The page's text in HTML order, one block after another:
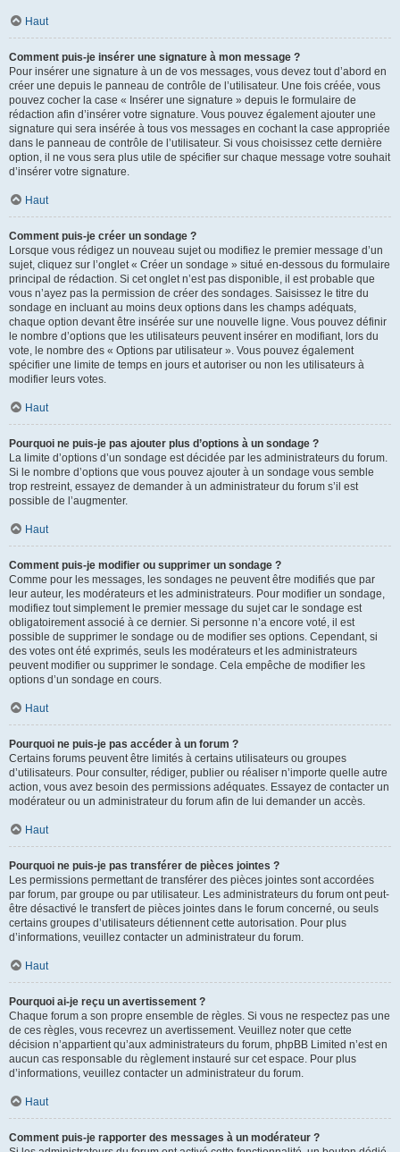
Haut
Comment puis-je insérer une signature à mon message ?
Pour insérer une signature à un de vos messages, vous devez tout d’abord en
créer une depuis le panneau de contrôle de l’utilisateur. Une fois créée, vous
pouvez cocher la case « Insérer une signature » depuis le formulaire de
rédaction afin d’insérer votre signature. Vous pouvez également ajouter une
signature qui sera insérée à tous vos messages en cochant la case appropriée
dans le panneau de contrôle de l’utilisateur. Si vous choisissez cette dernière
option, il ne vous sera plus utile de spécifier sur chaque message votre souhait
d’insérer votre signature.
Haut
Comment puis-je créer un sondage ?
Lorsque vous rédigez un nouveau sujet ou modifiez le premier message d’un
sujet, cliquez sur l’onglet « Créer un sondage » situé en-dessous du formulaire
principal de rédaction. Si cet onglet n’est pas disponible, il est probable que
vous n’ayez pas la permission de créer des sondages. Saisissez le titre du
sondage en incluant au moins deux options dans les champs adéquats,
chaque option devant être insérée sur une nouvelle ligne. Vous pouvez définir
le nombre d’options que les utilisateurs peuvent insérer en modifiant, lors du
vote, le nombre des « Options par utilisateur ». Vous pouvez également
spécifier une limite de temps en jours et autoriser ou non les utilisateurs à
modifier leurs votes.
Haut
Pourquoi ne puis-je pas ajouter plus d’options à un sondage ?
La limite d’options d’un sondage est décidée par les administrateurs du forum.
Si le nombre d’options que vous pouvez ajouter à un sondage vous semble
trop restreint, essayez de demander à un administrateur du forum s’il est
possible de l’augmenter.
Haut
Comment puis-je modifier ou supprimer un sondage ?
Comme pour les messages, les sondages ne peuvent être modifiés que par
leur auteur, les modérateurs et les administrateurs. Pour modifier un sondage,
modifiez tout simplement le premier message du sujet car le sondage est
obligatoirement associé à ce dernier. Si personne n’a encore voté, il est
possible de supprimer le sondage ou de modifier ses options. Cependant, si
des votes ont été exprimés, seuls les modérateurs et les administrateurs
peuvent modifier ou supprimer le sondage. Cela empêche de modifier les
options d’un sondage en cours.
Haut
Pourquoi ne puis-je pas accéder à un forum ?
Certains forums peuvent être limités à certains utilisateurs ou groupes
d’utilisateurs. Pour consulter, rédiger, publier ou réaliser n’importe quelle autre
action, vous avez besoin des permissions adéquates. Essayez de contacter un
modérateur ou un administrateur du forum afin de lui demander un accès.
Haut
Pourquoi ne puis-je pas transférer de pièces jointes ?
Les permissions permettant de transférer des pièces jointes sont accordées
par forum, par groupe ou par utilisateur. Les administrateurs du forum ont peut-
être désactivé le transfert de pièces jointes dans le forum concerné, ou seuls
certains groupes d’utilisateurs détiennent cette autorisation. Pour plus
d’informations, veuillez contacter un administrateur du forum.
Haut
Pourquoi ai-je reçu un avertissement ?
Chaque forum a son propre ensemble de règles. Si vous ne respectez pas une
de ces règles, vous recevrez un avertissement. Veuillez noter que cette
décision n’appartient qu’aux administrateurs du forum, phpBB Limited n’est en
aucun cas responsable du règlement instauré sur cet espace. Pour plus
d’informations, veuillez contacter un administrateur du forum.
Haut
Comment puis-je rapporter des messages à un modérateur ?